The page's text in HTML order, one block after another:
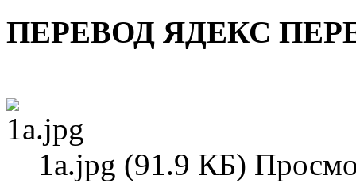
ПЕРЕВОД ЯДЕКС
1а.jpg (91.9 КБ)